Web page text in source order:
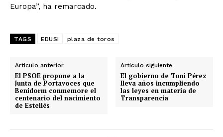
Europa”, ha remarcado.
TAGS EDUSI plaza de toros
Artículo anterior
El PSOE propone a la
Junta de Portavoces que
Benidorm conmemore el
centenario del nacimiento
de Estellés
Artículo siguiente
El gobierno de Toni Pérez
lleva años incumpliendo
las leyes en materia de
Transparencia